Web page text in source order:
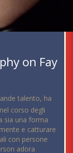
on Fay
talento, ha
corso degli
sia una forma
e catturare
con persone
adora